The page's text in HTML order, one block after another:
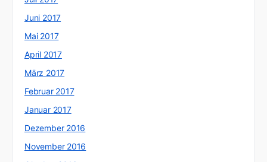
Juni 2017
Mai 2017
April 2017
März 2017
Februar 2017
Januar 2017
Dezember 2016
November 2016